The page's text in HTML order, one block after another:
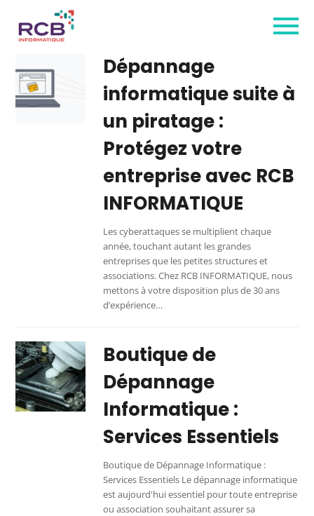
Dépannage
informatique suite à
un piratage :
Protégez votre
entreprise avec RCB
INFORMATIQUE
Les cyberattaques se multiplient chaque
année, touchant autant les grandes
entreprises que les petites structures et
associations. Chez RCB INFORMATIQUE, nous
mettons à votre disposition plus de 30 ans
d’expérience…
Boutique de
Dépannage
Informatique :
Services Essentiels
Boutique de Dépannage Informatique :
Services Essentiels Le dépannage informatique
est aujourd'hui essentiel pour toute entreprise
ou association souhaitant assurer sa